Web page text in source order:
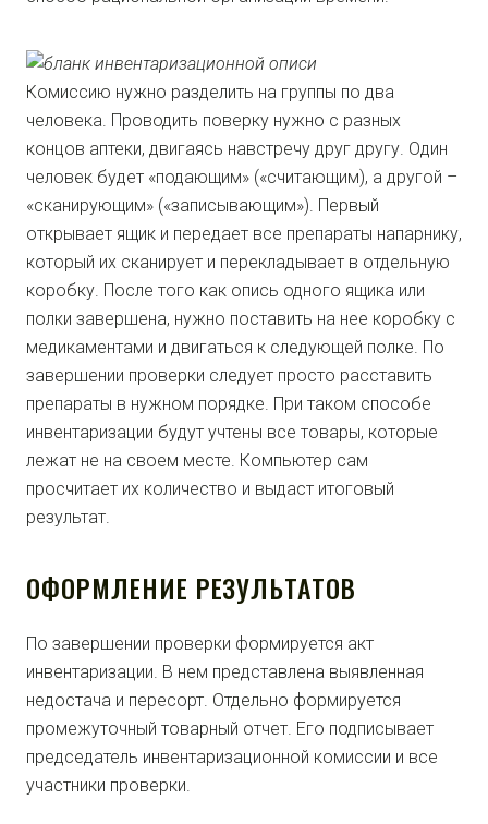
Комиссию нужно разделить на группы по два
человека. Проводить поверку нужно с разных
концов аптеки, двигаясь навстречу друг другу. Один
человек будет «подающим» («считающим), а другой –
«сканирующим» («записывающим»). Первый
открывает ящик и передает все препараты напарнику,
который их сканирует и перекладывает в отдельную
коробку. После того как опись одного ящика или
полки завершена, нужно поставить на нее коробку с
медикаментами и двигаться к следующей полке. По
завершении проверки следует просто расставить
препараты в нужном порядке. При таком способе
инвентаризации будут учтены все товары, которые
лежат не на своем месте. Компьютер сам
просчитает их количество и выдаст итоговый
результат.
ОФОРМЛЕНИЕ РЕЗУЛЬТАТОВ
По завершении проверки формируется акт
инвентаризации. В нем представлена выявленная
недостача и пересорт. Отдельно формируется
промежуточный товарный отчет. Его подписывает
председатель инвентаризационной комиссии и все
участники проверки.